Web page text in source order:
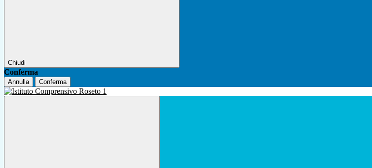
Chiudi
Conferma
Annulla Conferma